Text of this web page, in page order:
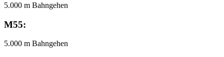
5.000 m Bahngehen
M55:
5.000 m Bahngehen